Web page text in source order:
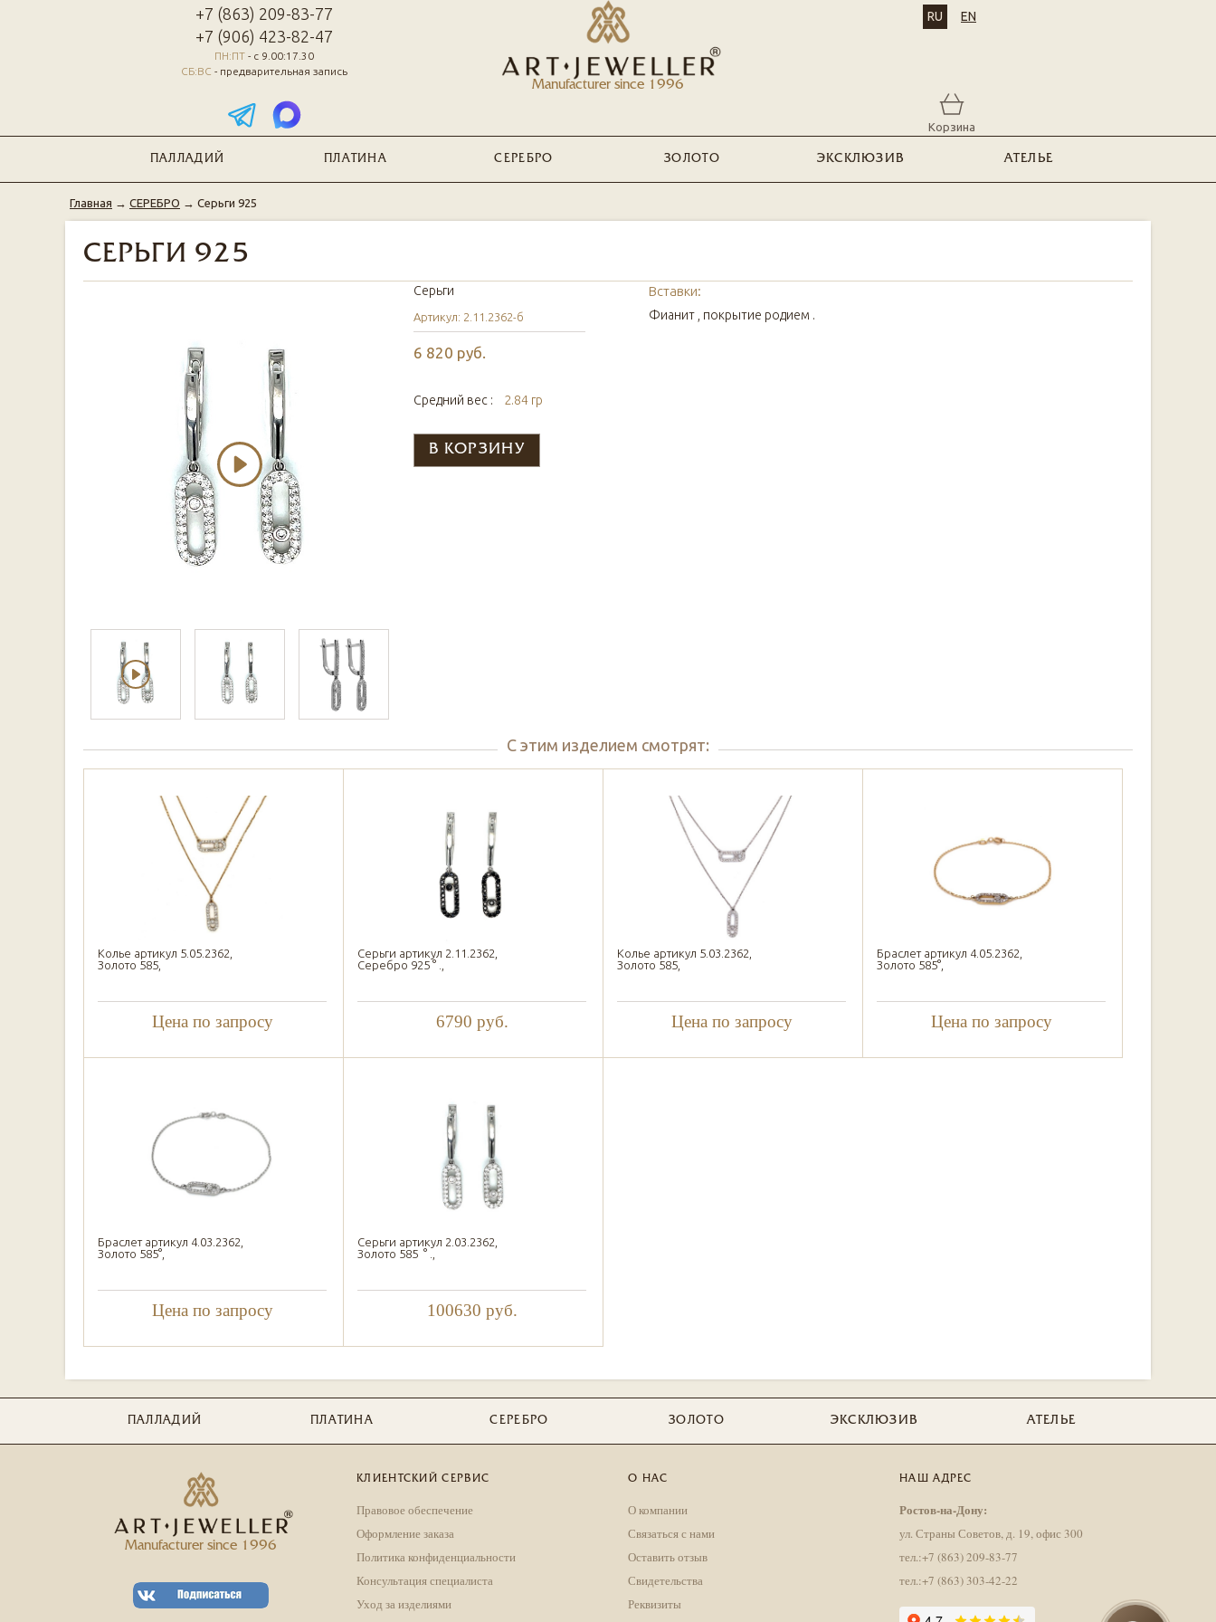
+7 (863) 209-83-77
+7 (906) 423-82-47
ПН:ПТ - с 9.00:17.30
СБ:ВС - предварительная запись
Manufacturer since 1996
RU EN
Корзина
ПАЛЛАДИЙ ПЛАТИНА СЕРЕБРО ЗОЛОТО ЭКСКЛЮЗИВ АТЕЛЬЕ
Главная → СЕРЕБРО → Серьги 925
СЕРЬГИ 925
Серьги
Артикул: 2.11.2362-б
6 820 руб.
Средний вес : 2.84 гр
Вставки:
Фианит , покрытие родием .
С этим изделием смотрят:
Колье артикул 5.05.2362,
Золото 585,
Цена по запросу
Серьги артикул 2.11.2362,
Серебро 925 ° .,
6790 руб.
Колье артикул 5.03.2362,
Золото 585,
Цена по запросу
Браслет артикул 4.05.2362,
Золото 585°,
Цена по запросу
Браслет артикул 4.03.2362,
Золото 585°,
Цена по запросу
Серьги артикул 2.03.2362,
Золото 585 ° .,
100630 руб.
ПАЛЛАДИЙ ПЛАТИНА СЕРЕБРО ЗОЛОТО ЭКСКЛЮЗИВ АТЕЛЬЕ
Manufacturer since 1996
КЛИЕНТСКИЙ СЕРВИС
Правовое обеспечение
Оформление заказа
Политика конфиденциальности
Консультация специалиста
Уход за изделиями
О НАС
О компании
Связаться с нами
Оставить отзыв
Свидетельства
Реквизиты
НАШ АДРЕС
Ростов-на-Дону:
ул. Страны Советов, д. 19, офис 300
тел.:+7 (863) 209-83-77
тел.:+7 (863) 303-42-22